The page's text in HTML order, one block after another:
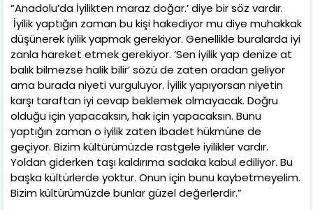
“Anadolu’da İyilikten maraz doğar.’ diye bir söz vardır.
İyilik yaptığın zaman bu kişi hakediyor mu diye muhakkak
düşünerek iyilik yapmak gerekiyor. Genellikle buralarda iyi
zanla hareket etmek gerekiyor. ‘Sen iyilik yap denize at
balık bilmezse halik bilir’ sözü de zaten oradan geliyor
ama burada niyeti vurguluyor. İyilik yapıyorsan niyetin
karşı taraftan iyi cevap beklemek olmayacak. Doğru
olduğu için yapacaksın, hak için yapacaksın. Bunu
yaptığın zaman o iyilik zaten ibadet hükmüne de
geçiyor. Bizim kültürümüzde rastgele iyilikler vardır.
Yoldan giderken taşı kaldırıma sadaka kabul ediliyor. Bu
başka kültürlerde yoktur. Onun için bunu kaybetmeyelim.
Bizim kültürümüzde bunlar güzel değerlerdir.”